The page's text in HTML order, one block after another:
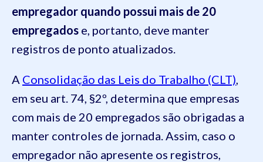
empregador quando possui mais de 20
empregados e, portanto, deve manter
registros de ponto atualizados.
A Consolidação das Leis do Trabalho (CLT)
em seu art. 74, §2º, determina que empresas
com mais de 20 empregados são obrigadas a
manter controles de jornada. Assim, caso o
empregador não apresente os registros,